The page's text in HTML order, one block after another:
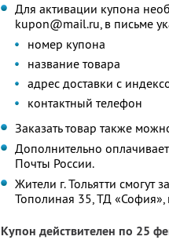
Для активации купона
kupon@mail.ru, в письме
номер купона
название товара
адрес доставки с
контактный телефон
Заказать товар также
Дополнительно
Почты России.
Жители г. Тольятти смогут
Тополиная 35, ТД
Купон действителен по 25